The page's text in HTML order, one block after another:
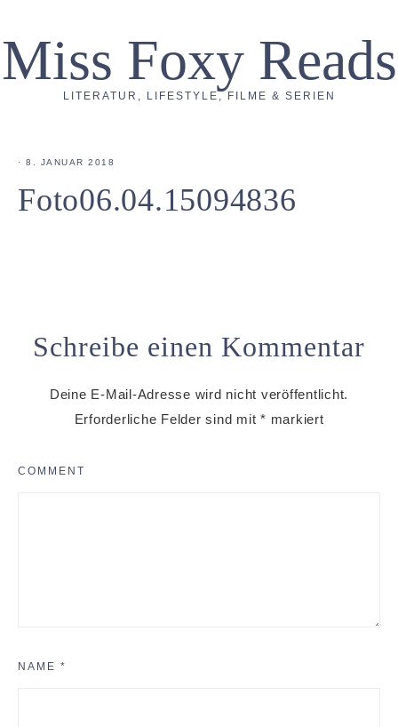
Miss Foxy Reads
LITERATUR, LIFESTYLE, FILME & SERIEN
· 8. JANUAR 2018
Foto06.04.15094836
Schreibe einen Kommentar
Deine E-Mail-Adresse wird nicht veröffentlicht.
Erforderliche Felder sind mit * markiert
COMMENT
NAME *